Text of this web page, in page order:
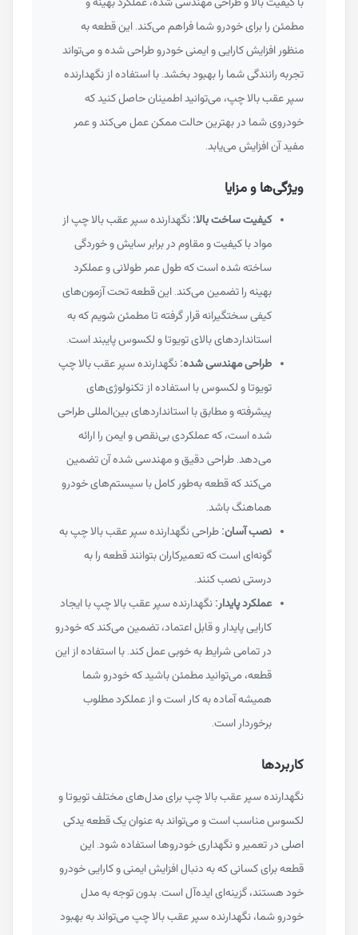
مطمئن را برای خودرو شما فراهم می‌کند. این قطعه به
منظور افزایش کارایی و ایمنی خودرو طراحی شده و می‌تواند
تجربه رانندگی شما را بهبود بخشد. با استفاده از نگهدارنده
سپر عقب بالا چپ، می‌توانید اطمینان حاصل کنید که
خودروی شما در بهترین حالت ممکن عمل می‌کند و عمر
مفید آن افزایش می‌یابد.
ویژگی‌ها و مزایا
کیفیت ساخت بالا:نگهدارنده سپر عقب بالا چپ از
مواد با کیفیت و مقاوم در برابر سایش و خوردگی
ساخته شده است که طول عمر طولانی و عملکرد
بهینه را تضمین می‌کند. این قطعه تحت آزمون‌های
کیفی سختگیرانه قرار گرفته تا مطمئن شویم که به
استانداردهای بالای تویوتا و لکسوس پایبند است.
طراحی مهندسی شده:نگهدارنده سپر عقب بالا چپ
تویوتا و لکسوس با استفاده از تکنولوژی‌های
پیشرفته و مطابق با استانداردهای بین‌المللی طراحی
شده است، که عملکردی بی‌نقص و ایمن را ارائه
می‌دهد. طراحی دقیق و مهندسی شده آن تضمین
می‌کند که قطعه به‌طور کامل با سیستم‌های خودرو
هماهنگ باشد.
نصب آسان:طراحی نگهدارنده سپر عقب بالا چپ به
گونه‌ای است که تعمیرکاران بتوانند قطعه را به
درستی نصب کنند.
عملکرد پایدار:نگهدارنده سپر عقب بالا چپ با ایجاد
کارایی پایدار و قابل اعتماد، تضمین می‌کند که خودرو
در تمامی شرایط به خوبی عمل کند. با استفاده از این
قطعه، می‌توانید مطمئن باشید که خودرو شما
همیشه آماده به کار است و از عملکرد مطلوب
برخوردار است.
کاربردها
نگهدارنده سپر عقب بالا چپ برای مدل‌های مختلف تویوتا و
لکسوس مناسب است و می‌تواند به عنوان یک قطعه یدکی
اصلی در تعمیر و نگهداری خودروها استفاده شود. این
قطعه برای کسانی که به دنبال افزایش ایمنی و کارایی خودرو
خود هستند، گزینه‌ای ایده‌آل است. بدون توجه به مدل
خودرو شما، نگهدارنده سپر عقب بالا چپ می‌تواند به بهبود